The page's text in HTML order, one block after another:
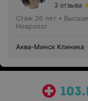
3 отзыва
Стаж 26 лет •
Невролог
Аква-Минск Клиника